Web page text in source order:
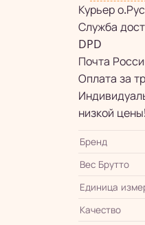
Курьер
Служба
DPD
Почта
Оплата за
низкой цены!
Бренд
Вес Брутто
Единица
Качество